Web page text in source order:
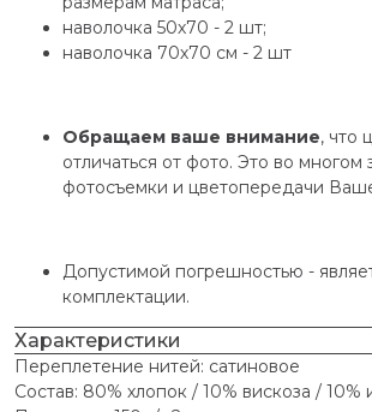
наволочка 50х70 - 2 шт;
наволочка 70х70 см - 2 шт
Обращаем ваше внимание, что
отличаться от фото. Это во
фотосъемки и цветопередачи
Допустимой погрешностью -
комплектации.
Характеристики
Переплетение нитей: сатиновое
Состав: 80% хлопок / 10% вискоза / 10%